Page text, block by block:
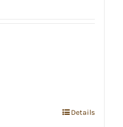
Details